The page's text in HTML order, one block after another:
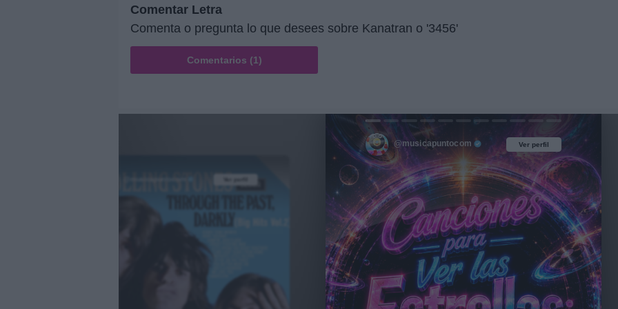
Comentar Letra
Comenta o pregunta lo que desees sobre Kanatran o '3456'
Comentarios (1)
Ver perfil
@musicapuntocom Ver perfil